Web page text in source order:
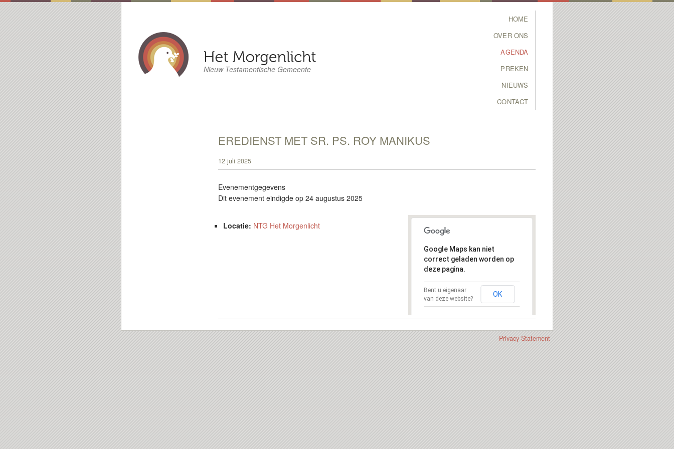
Nieuw Testamentische Gemeente
SKIP TO PRIMARY
CONTENT
SKIP TO SECONDARY
CONTENT
HOME
OVER ONS
AGENDA
PREKEN
NIEUWS
CONTACT
EREDIENST MET SR. PS. ROY MANIKUS
12 juli 2025
Evenementgegevens
Dit evenement eindigde op 24 augustus 2025
Locatie: NTG Het Morgenlicht
Google Maps kan niet
correct geladen worden op
deze pagina.
Bent u eigenaar
van deze website?
OK
Privacy Statement